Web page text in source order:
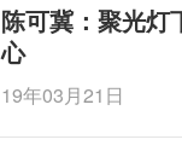
陈可冀：聚光灯
心
19年03月21日